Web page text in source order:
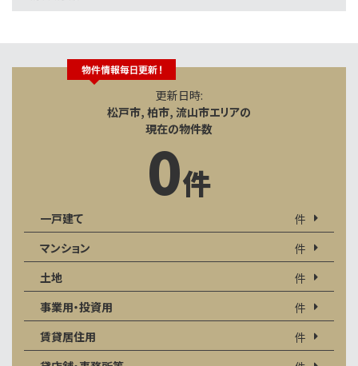
更新日時:
松戸市, 柏市, 流山市エリアの
現在の物件数
0件
一戸建て
件
マンション
件
土地
件
事業用・投資用
件
賃貸居住用
件